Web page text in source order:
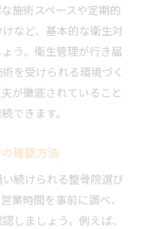
施術スペースや定期的
など、基本的な衛生対
う。衛生管理が行き届
を受けられる環境づく
が徹底されていること
できます。
確認方法
続けられる整骨院選び
業時間を事前に調べ、
しましょう。例えば、